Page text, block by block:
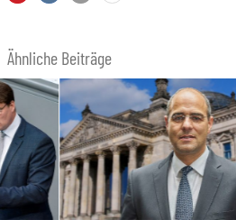
Ähnliche Beiträge